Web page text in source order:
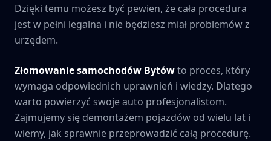
Dzięki temu możesz być pewien, że cała procedura
jest w pełni legalna i nie będziesz miał problemów z
urzędem.
Złomowanie samochodów Bytówto proces, który
wymaga odpowiednich uprawnień i wiedzy. Dlatego
warto powierzyć swoje auto profesjonalistom.
Zajmujemy się demontażem pojazdów od wielu lat i
wiemy, jak sprawnie przeprowadzić całą procedurę.